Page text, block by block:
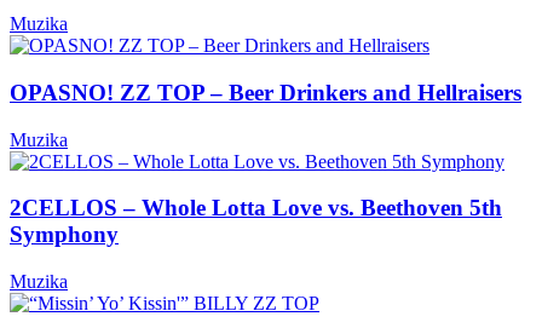
Muzika
OPASNO! ZZ TOP – Beer Drinkers and Hellraisers
Muzika
2CELLOS – Whole Lotta Love vs. Beethoven 5th
Symphony
Muzika